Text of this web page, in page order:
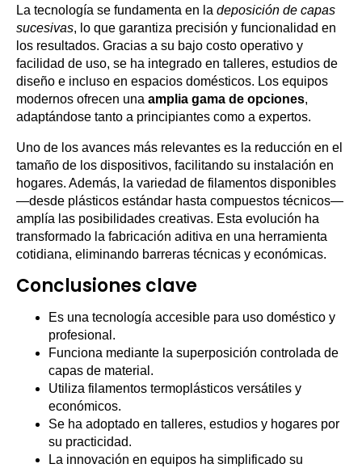
La tecnología se fundamenta en la deposición de capas
sucesivas, lo que garantiza precisión y funcionalidad en
los resultados. Gracias a su bajo costo operativo y
facilidad de uso, se ha integrado en talleres, estudios de
diseño e incluso en espacios domésticos. Los equipos
modernos ofrecen una amplia gama de opciones,
adaptándose tanto a principiantes como a expertos.
Uno de los avances más relevantes es la reducción en el
tamaño de los dispositivos, facilitando su instalación en
hogares. Además, la variedad de filamentos disponibles
—desde plásticos estándar hasta compuestos técnicos—
amplía las posibilidades creativas. Esta evolución ha
transformado la fabricación aditiva en una herramienta
cotidiana, eliminando barreras técnicas y económicas.
Conclusiones clave
Es una tecnología accesible para uso doméstico y
profesional.
Funciona mediante la superposición controlada de
capas de material.
Utiliza filamentos termoplásticos versátiles y
económicos.
Se ha adoptado en talleres, estudios y hogares por
su practicidad.
La innovación en equipos ha simplificado su